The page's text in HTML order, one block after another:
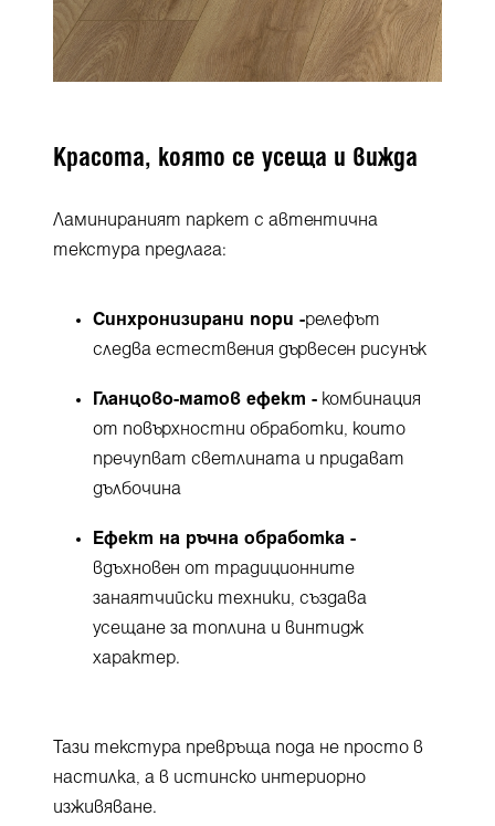
Красота, която се усеща и вижда
Ламинираният паркет с автентична
текстура предлага:
Синхронизирани пори -релефът
следва естествения дървесен рисунък
Гланцово-матов ефект - комбинация
от повърхностни обработки, които
пречупват светлината и придават
дълбочина
Ефект на ръчна обработка -
вдъхновен от традиционните
занаятчийски техники, създава
усещане за топлина и винтидж
характер.
Тази текстура превръща пода не просто в
настилка, а в истинско интериорно
изживяване.